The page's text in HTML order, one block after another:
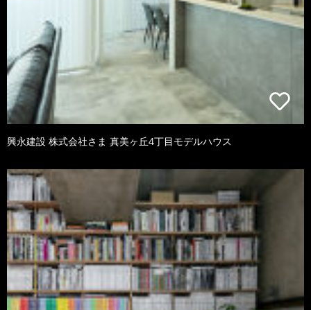
興永建設 株式会社さま 真美ヶ丘4丁目モデルハウス